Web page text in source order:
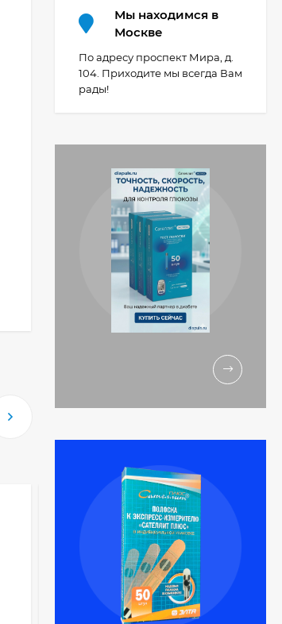
Мы находимся в
Москве
По адресу проспект Мира, д.
104. Приходите мы всегда Вам
рады!
Тест-полоски
Combur 10 UX 100